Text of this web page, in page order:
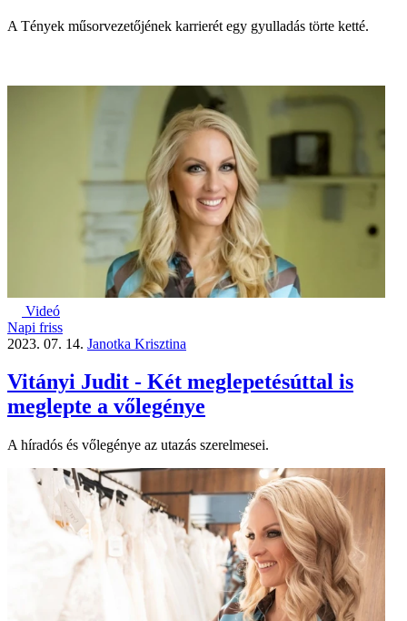
A Tények műsorvezetőjének karrierét egy gyulladás törte ketté.
Videó
Napi friss
2023. 07. 14. Janotka Krisztina
Vitányi Judit - Két meglepetésúttal is
meglepte a vőlegénye
A híradós és vőlegénye az utazás szerelmesei.